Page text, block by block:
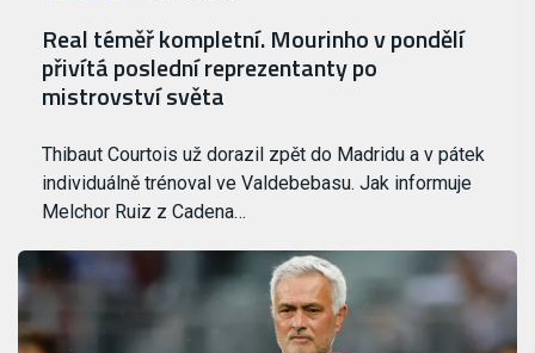
Real téměř kompletní. Mourinho v pondělí
přivítá poslední reprezentanty po
mistrovství světa
Thibaut Courtois už dorazil zpět do Madridu a v pátek
individuálně trénoval ve Valdebebasu. Jak informuje
Melchor Ruiz z Cadena…